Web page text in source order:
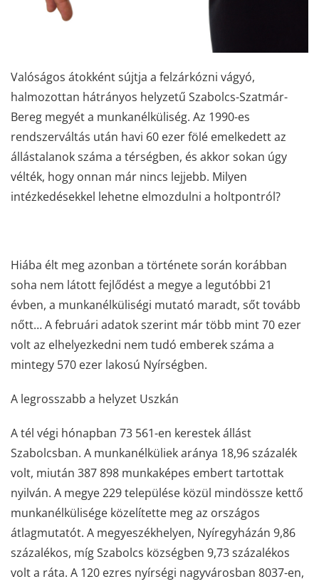
Valóságos átokként sújtja a felzárkózni vágyó,
halmozottan hátrányos helyzetű Szabolcs-Szatmár-
Bereg megyét a munkanélküliség. Az 1990-es
rendszerváltás után havi 60 ezer fölé emelkedett az
állástalanok száma a térségben, és akkor sokan úgy
vélték, hogy onnan már nincs lejjebb. Milyen
intézkedésekkel lehetne elmozdulni a holtpontról?
Hiába élt meg azonban a története során korábban
soha nem látott fejlődést a megye a legutóbbi 21
évben, a munkanélküliségi mutató maradt, sőt tovább
nőtt… A februári adatok szerint már több mint 70 ezer
volt az elhelyezkedni nem tudó emberek száma a
mintegy 570 ezer lakosú Nyírségben.
A legrosszabb a helyzet Uszkán
A tél végi hónapban 73 561-en kerestek állást
Szabolcsban. A munkanélküliek aránya 18,96 százalék
volt, miután 387 898 munkaképes embert tartottak
nyilván. A megye 229 települése közül mindössze kettő
munkanélkülisége közelítette meg az országos
átlagmutatót. A megyeszékhelyen, Nyíregyházán 9,86
százalékos, míg Szabolcs községben 9,73 százalékos
volt a ráta. A 120 ezres nyírségi nagyvárosban 8037-en,